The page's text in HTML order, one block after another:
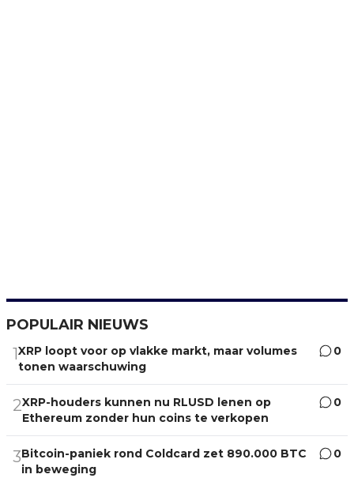
POPULAIR NIEUWS
1XRP loopt voor op vlakke markt, maar volumes
tonen waarschuwing
0
2XRP-houders kunnen nu RLUSD lenen op
Ethereum zonder hun coins te verkopen
0
3Bitcoin-paniek rond Coldcard zet 890.000 BTC
in beweging
0